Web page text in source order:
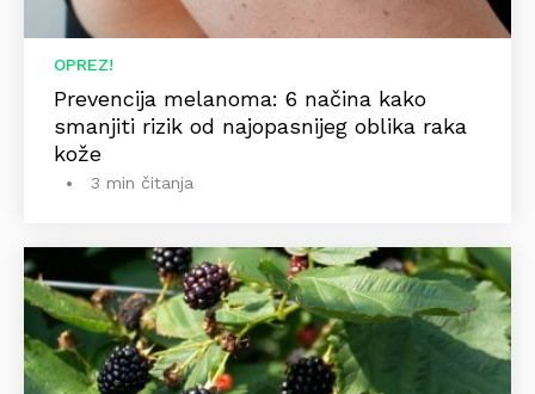
OPREZ!
Prevencija melanoma: 6 načina kako
smanjiti rizik od najopasnijeg oblika raka
kože
3 min čitanja